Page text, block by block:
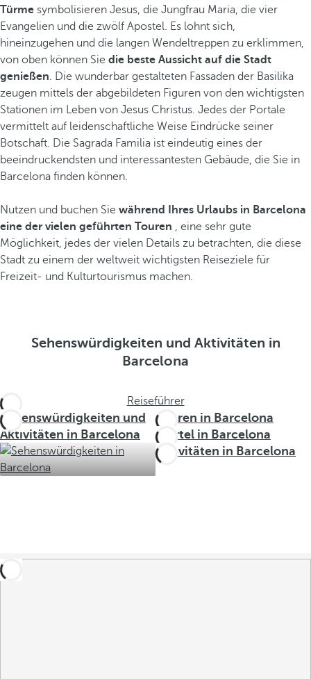
Türme symbolisieren Jesus, die Jungfrau Maria, die vier
Evangelien und die zwölf Apostel. Es lohnt sich,
hineinzugehen und die langen Wendeltreppen zu erklimmen,
von oben können Sie die beste Aussicht auf die Stadt
genießen. Die wunderbar gestalteten Fassaden der Basilika
zeugen mittels der abgebildeten Figuren von den wichtigsten
Stationen im Leben von Jesus Christus. Jedes der Portale
vermittelt auf leidenschaftliche Weise Eindrücke seiner
Botschaft. Die Sagrada Familia ist eindeutig eines der
beeindruckendsten und interessantesten Gebäude, die Sie in
Barcelona finden können.
Nutzen und buchen Sie während Ihres Urlaubs in Barcelona
eine der vielen geführten Touren , eine sehr gute
Möglichkeit, jedes der vielen Details zu betrachten, die diese
Stadt zu einem der weltweit wichtigsten Reiseziele für
Freizeit- und Kulturtourismus machen.
Sehenswürdigkeiten und Aktivitäten in
Barcelona
Reiseführer
Sehenswürdigkeiten und
Aktivitäten in Barcelona
Touren in Barcelona
Viertel in Barcelona
Aktivitäten in Barcelona